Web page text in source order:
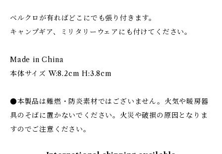
ベルクロが有ればどこにでも張り付きます。
キャンプギア、ミリタリーウェアにも付けてください。
Made in China
本体サイズ W:8.2cm H:3.8cm
●本製品は難燃・防炎素材ではございません。火気や暖房器
具のそばに置かないでください。火災や破損の原因となりま
すのでご注意ください。